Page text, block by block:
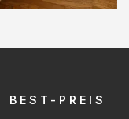
BEST-PREIS